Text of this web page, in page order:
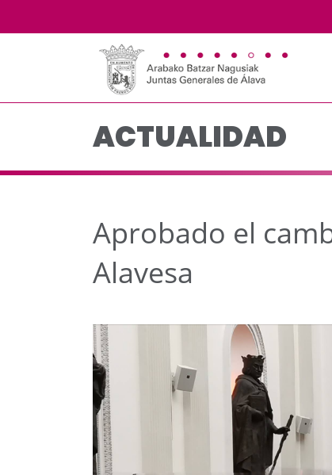
Aprobado el cambio
ACTUALIDAD
Aprobado el
Alavesa